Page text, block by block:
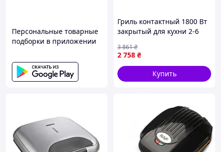
семейных завтраков,
перекусов и праздников
✨ Компактная и стильная — подходит к любой
✨ Лёгкая в уходе и максимально удобная
— 4 удовольствия в 1
корпусе!
🛍️Добавляйте в корзину и балуйте себя
каждый день!
Персональные товарные
подборки в приложении
Гриль контактный 1800 Вт
закрытый для кухни 2-6
покрытие Liberton FK-
10455
2 758 ₴
3 861₴
Купить